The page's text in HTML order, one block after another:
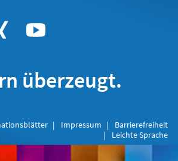
überzeugt.
Impressum
Barrierefreiheit
Leichte Sprache